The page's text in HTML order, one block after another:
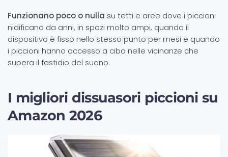
Funzionano poco o nulla su tetti e aree dove i piccioni
nidificano da anni, in spazi molto ampi, quando il
dispositivo è fisso nello stesso punto per mesi e quando
i piccioni hanno accesso a cibo nelle vicinanze che
supera il fastidio del suono.
I migliori dissuasori piccioni su
Amazon 2026